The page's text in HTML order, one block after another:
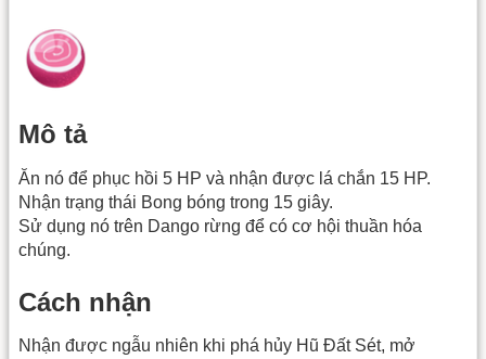
Mô tả
Ăn nó để phục hồi 5 HP và nhận được lá chắn 15 HP.
Nhận trạng thái Bong bóng trong 15 giây.
Sử dụng nó trên Dango rừng để có cơ hội thuần hóa
chúng.
Cách nhận
Nhận được ngẫu nhiên khi phá hủy Hũ Đất Sét, mở